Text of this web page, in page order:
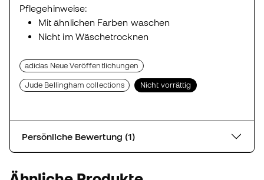
Pflegehinweise:
Mit ähnlichen Farben waschen
Nicht im Wäschetrocknen
adidas Neue Veröffentlichungen
Jude Bellingham collections Nicht vorrättig
Persönliche Bewertung (1)